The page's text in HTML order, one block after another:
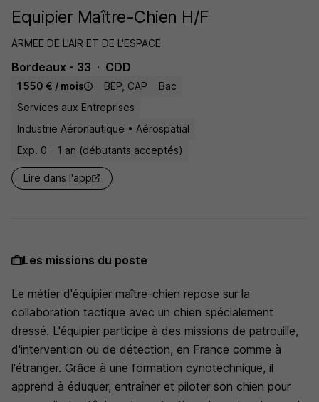
Equipier Maître-Chien H/F
ARMEE DE L'AIR ET DE L'ESPACE
Bordeaux - 33 CDD
1 550 € / mois BEP, CAP
Bac
Services aux Entreprises
Industrie Aéronautique • Aérospatial
Exp. 0 - 1 an (débutants acceptés)
Lire dans l'app
Les missions du poste
Le métier d'équipier maître-chien repose sur la
collaboration tactique avec un chien spécialement
dressé. L'équipier participe à des missions de patrouille,
d'intervention ou de détection, en France comme à
l'étranger. Grâce à une formation cynotechnique, il
apprend à éduquer, entraîner et piloter son chien pour